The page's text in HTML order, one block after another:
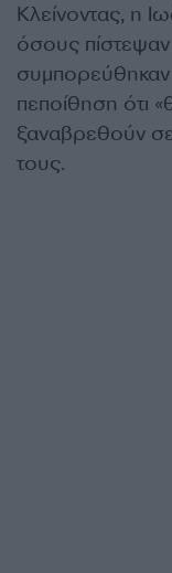
Κλείνοντας, η
όσους
συμπορεύθηκαν
πεποίθηση ότι
ξαναβρεθούν σε
τους.